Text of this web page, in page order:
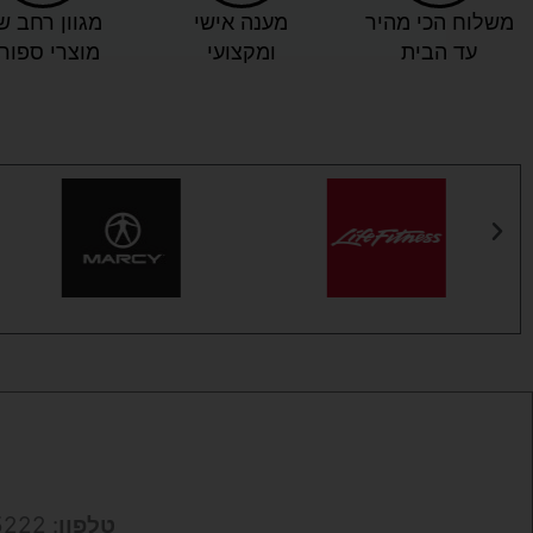
משלוח הכי מהיר
עד הבית
מענה אישי
ומקצועי
מגוון רחב
מוצרי
טלפון: 050-9695222